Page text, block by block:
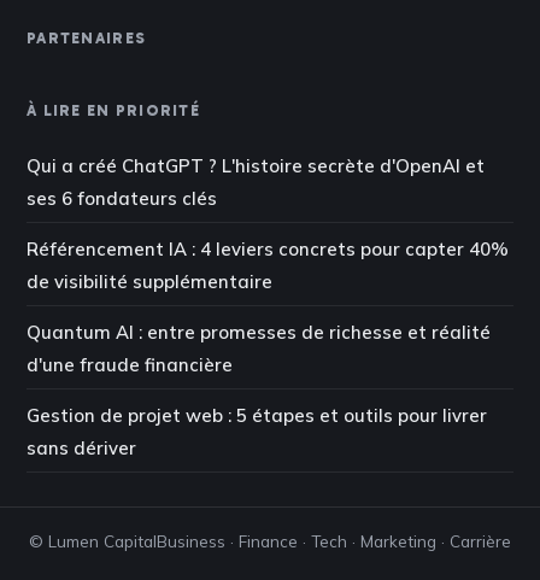
PARTENAIRES
À LIRE EN PRIORITÉ
Qui a créé ChatGPT ? L'histoire secrète d'OpenAI et
ses 6 fondateurs clés
Référencement IA : 4 leviers concrets pour capter 40%
de visibilité supplémentaire
Quantum AI : entre promesses de richesse et réalité
d'une fraude financière
Gestion de projet web : 5 étapes et outils pour livrer
sans dériver
© Lumen CapitalBusiness · Finance · Tech · Marketing · Carrière